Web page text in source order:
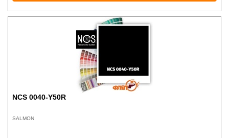
NCS 0040-Y50R
SALMON